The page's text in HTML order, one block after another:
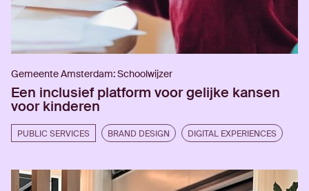
Gemeente Amsterdam: Schoolwijzer
Een inclusief platform voor gelijke kansen
voor kinderen
PUBLIC SERVICES BRAND DESIGN DIGITAL EXPERIENCES